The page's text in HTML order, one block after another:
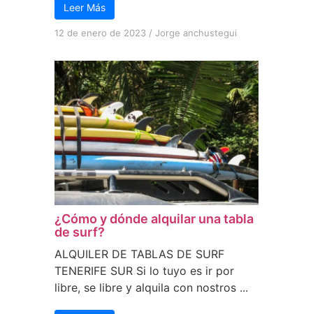
Leer Más
12 de enero de 2023 / Jorge anchustegui
¿Cómo y dónde alquilar una tabla
de surf?
ALQUILER DE TABLAS DE SURF
TENERIFE SUR Si lo tuyo es ir por
libre, se libre y alquila con nostros ...